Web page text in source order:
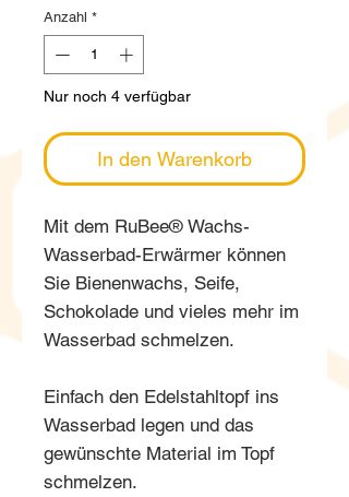
Anzahl *
Nur noch 4 verfügbar
In den Warenkorb
Mit dem RuBee® Wachs-
Wasserbad-Erwärmer können
Sie Bienenwachs, Seife,
Schokolade und vieles mehr im
Wasserbad schmelzen.
Einfach den Edelstahltopf ins
Wasserbad legen und das
gewünschte Material im Topf
schmelzen.